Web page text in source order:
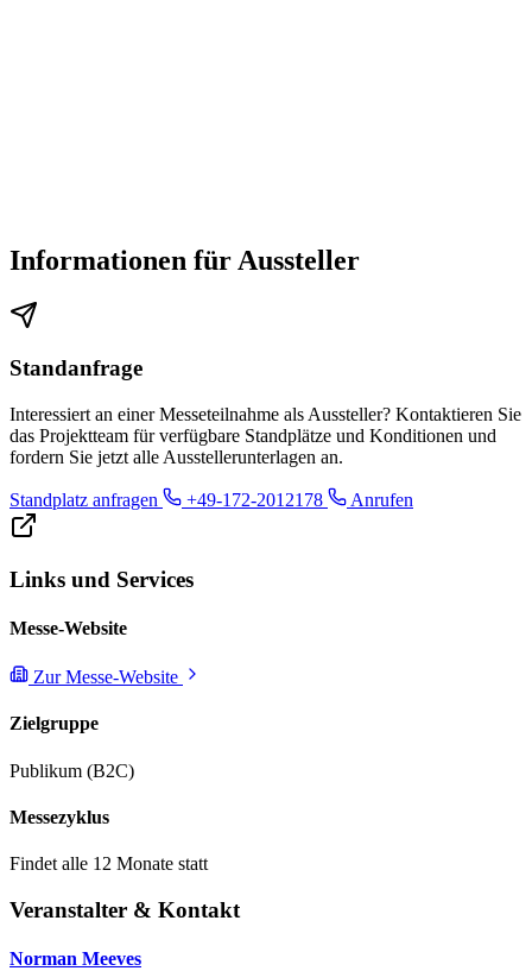
Informationen für Aussteller
Standanfrage
Interessiert an einer Messeteilnahme als Aussteller? Kontaktieren Sie
das Projektteam für verfügbare Standplätze und Konditionen und
fordern Sie jetzt alle Ausstellerunterlagen an.
Standplatz anfragen +49-172-2012178 Anrufen
Links und Services
Messe-Website
Zur Messe-Website
Zielgruppe
Publikum (B2C)
Messezyklus
Findet alle 12 Monate statt
Veranstalter & Kontakt
Norman Meeves